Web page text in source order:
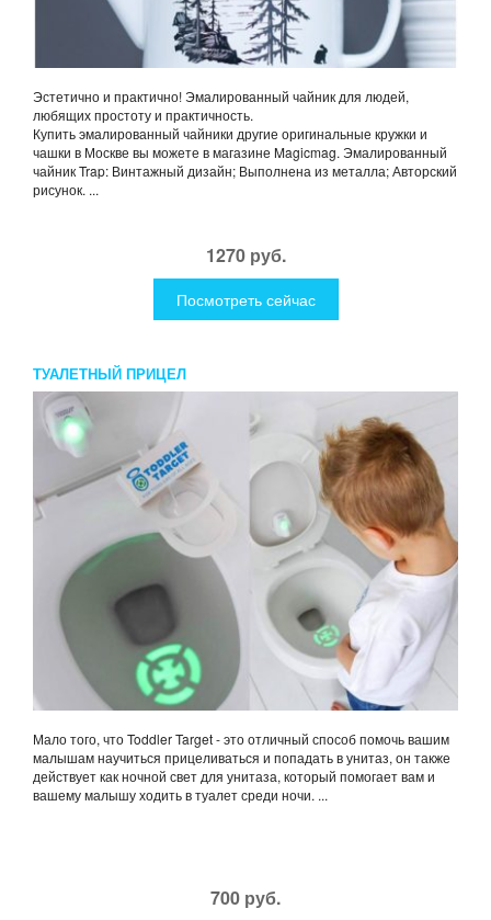
Эстетично и практично! Эмалированный чайник для людей,
любящих простоту и практичность.
Купить эмалированный чайники другие оригинальные кружки и
чашки в Москве вы можете в магазине Magicmag. Эмалированный
чайник Trap: Винтажный дизайн; Выполнена из металла; Авторский
рисунок. ...
1270 руб.
Посмотреть сейчас
ТУАЛЕТНЫЙ ПРИЦЕЛ
Мало того, что Toddler Target - это отличный способ помочь вашим
малышам научиться прицеливаться и попадать в унитаз, он также
действует как ночной свет для унитаза, который помогает вам и
вашему малышу ходить в туалет среди ночи. ...
700 руб.